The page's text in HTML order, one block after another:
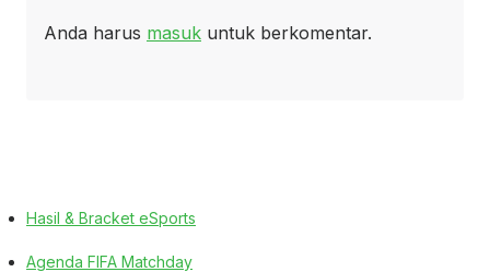
Anda harus masuk untuk berkomentar.
Hasil & Bracket eSports
Agenda FIFA Matchday